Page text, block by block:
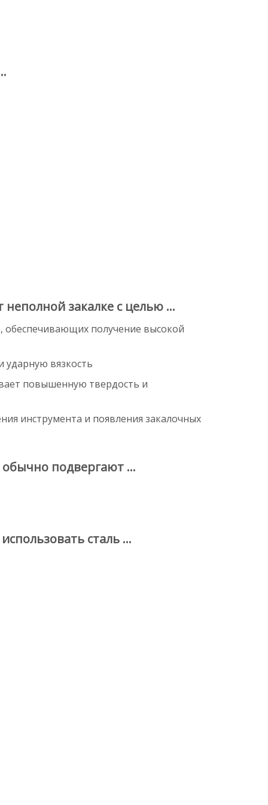
закалке с целью …
обеспечивающих получение высокой
ударную вязкость
повышенную твердость и
инструмента и появления закалочных
обычно подвергают …
сталь …